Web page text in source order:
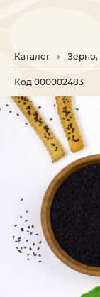
Каталог Зерно,
Код 000002483